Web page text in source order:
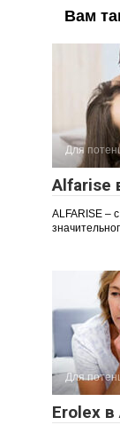
Вам
Для
Alfarise
ALFARISE –
Для
Erolex